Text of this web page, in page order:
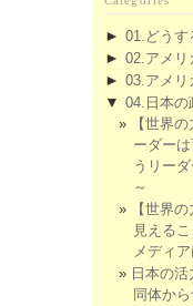
► 01.どうす
► 02.アメリ
► 03.アメリ
▼ 04.日本の
【世界
ーダー
うリー
～
【世界
見える
メディ
日本の
同体か